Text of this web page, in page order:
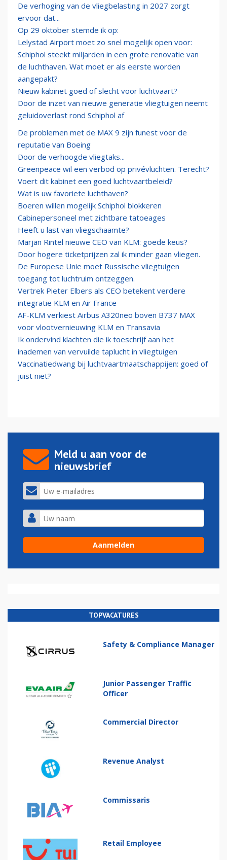
De verhoging van de vliegbelasting in 2027 zorgt
ervoor dat...
Op 29 oktober stemde ik op:
Lelystad Airport moet zo snel mogelijk open voor:
Schiphol steekt miljarden in een grote renovatie van
de luchthaven. Wat moet er als eerste worden
aangepakt?
Nieuw kabinet goed of slecht voor luchtvaart?
Door de inzet van nieuwe generatie vliegtuigen neemt
geluidoverlast rond Schiphol af
De problemen met de MAX 9 zijn funest voor de
reputatie van Boeing
Door de verhoogde vliegtaks...
Greenpeace wil een verbod op privévluchten. Terecht?
Voert dit kabinet een goed luchtvaartbeleid?
Wat is uw favoriete luchthaven?
Boeren willen mogelijk Schiphol blokkeren
Cabinepersoneel met zichtbare tatoeages
Heeft u last van vliegschaamte?
Marjan Rintel nieuwe CEO van KLM: goede keus?
Door hogere ticketprijzen zal ik minder gaan vliegen.
De Europese Unie moet Russische vliegtuigen
toegang tot luchtruim ontzeggen.
Vertrek Pieter Elbers als CEO betekent verdere
integratie KLM en Air France
AF-KLM verkiest Airbus A320neo boven B737 MAX
voor vlootvernieuwing KLM en Transavia
Ik ondervind klachten die ik toeschrijf aan het
inademen van vervuilde taplucht in vliegtuigen
Vaccinatiedwang bij luchtvaartmaatschappijen: goed of
juist niet?
Meld u aan voor de
nieuwsbrief
TOPVACATURES
Safety & Compliance Manager
Junior Passenger Traffic
Officer
Commercial Director
Revenue Analyst
Commissaris
Retail Employee